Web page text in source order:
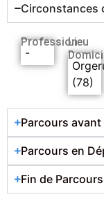
Circonstances
Profession
-
Lieu
(78)
Parcours
Parcours en
Fin de Parcours